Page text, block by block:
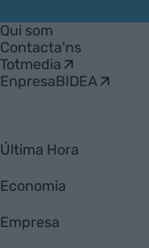
Empresa
Qui som
Contacta'ns
Totmedia
EnpresaBIDEA
Última Hora
Economia
Empresa